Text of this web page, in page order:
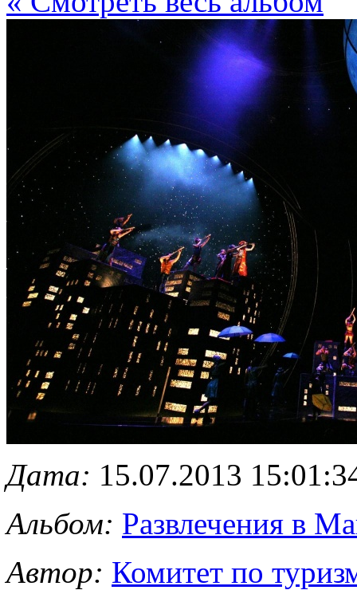
Дата: 15.07.2013
Альбом: Развлечения в
Автор: Комитет по